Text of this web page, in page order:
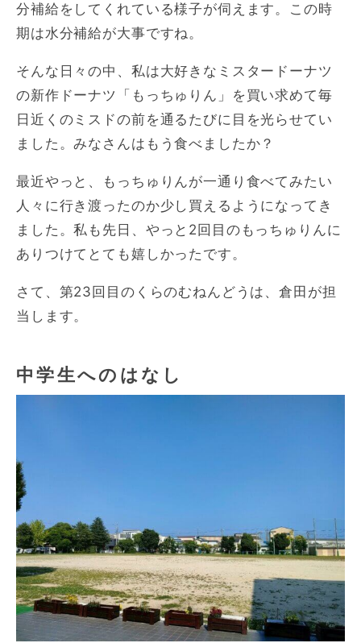
分補給をしてくれている様子が伺えます。この時
期は水分補給が大事ですね。
そんな日々の中、私は大好きなミスタードーナツ
の新作ドーナツ「もっちゅりん」を買い求めて毎
日近くのミスドの前を通るたびに目を光らせてい
ました。みなさんはもう食べましたか？
最近やっと、もっちゅりんが一通り食べてみたい
人々に行き渡ったのか少し買えるようになってき
ました。私も先日、やっと2回目のもっちゅりんに
ありつけてとても嬉しかったです。
さて、第23回目のくらのむねんどうは、倉田が担
当します。
中学生へのはなし